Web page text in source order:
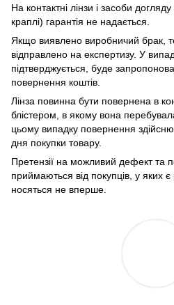
На контактні лінзи і засоби
краплі) гарантія не надається.
Якщо виявлено виробничий брак,
відправлено на експертизу. У
підтверджується, буде
повернення коштів.
Лінза повинна бути повернена в
блістером, в якому вона
цьому випадку повернення
дня покупки товару.
Претензії на можливий дефект та
приймаються від покупців, у яких є
носяться не вперше.